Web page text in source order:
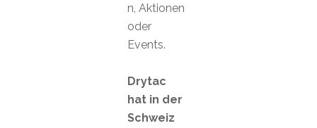
n, Aktionen
oder
Events.
Drytac
hat in der
Schweiz